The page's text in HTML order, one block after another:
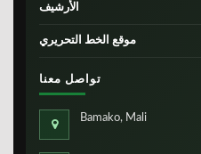
الأرشيف
موقع الخط التحريري
تواصل معنا
Bamako, Mali